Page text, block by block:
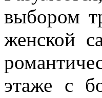
выбором
женской
этаже с